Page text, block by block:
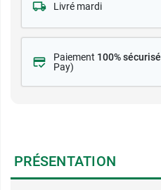
Livré mardi
Paiement 100% sécurisé
Pay)
PRÉSENTATION